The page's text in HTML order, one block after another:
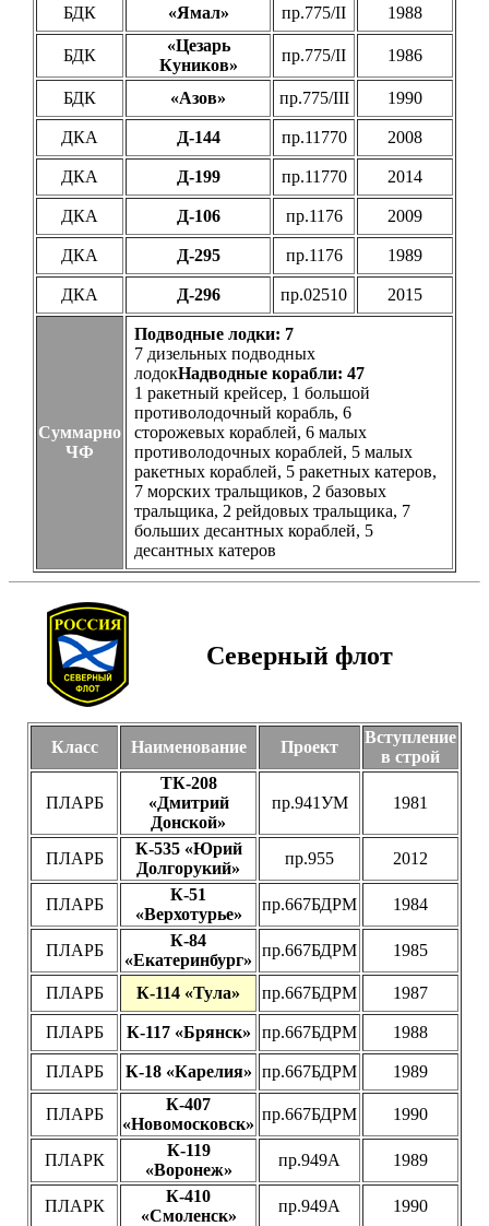
БДК «Ямал» пр.775/II 1988
БДК
«Цезарь
Куников»
пр.775/II 1986
БДК «Азов» пр.775/III 1990
ДКА Д-144 пр.11770 2008
ДКА Д-199 пр.11770 2014
ДКА Д-106 пр.1176 2009
ДКА Д-295 пр.1176 1989
ДКА Д-296 пр.02510 2015
Суммарно
ЧФ
Подводные лодки: 7
7 дизельных подводных
лодокНадводные корабли: 47
1 ракетный крейсер, 1 большой
противолодочный корабль, 6
сторожевых кораблей, 6 малых
противолодочных кораблей, 5 малых
ракетных кораблей, 5 ракетных катеров,
7 морских тральщиков, 2 базовых
тральщика, 2 рейдовых тральщика, 7
больших десантных кораблей, 5
десантных катеров
Северный флот
Класс Наименование Проект
Вступление
в строй
ПЛАРБ
ТК-208
«Дмитрий
Донской»
пр.941УМ 1981
ПЛАРБ
К-535 «Юрий
Долгорукий»
пр.955 2012
ПЛАРБ
К-51
«Верхотурье»
пр.667БДРМ 1984
ПЛАРБ
К-84
«Екатеринбург»
пр.667БДРМ 1985
ПЛАРБ К-114 «Тула» пр.667БДРМ 1987
ПЛАРБ К-117 «Брянск» пр.667БДРМ 1988
ПЛАРБ К-18 «Карелия» пр.667БДРМ 1989
ПЛАРБ
К-407
«Новомосковск»
пр.667БДРМ 1990
ПЛАРК
К-119
«Воронеж»
пр.949А 1989
ПЛАРК
К-410
«Смоленск»
пр.949А 1990